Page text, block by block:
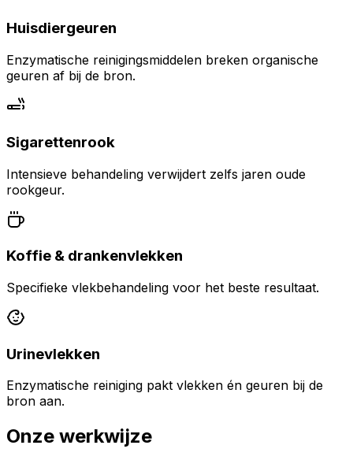
Huisdiergeuren
Enzymatische reinigingsmiddelen breken organische
geuren af bij de bron.
Sigarettenrook
Intensieve behandeling verwijdert zelfs jaren oude
rookgeur.
Koffie & drankenvlekken
Specifieke vlekbehandeling voor het beste resultaat.
Urinevlekken
Enzymatische reiniging pakt vlekken én geuren bij de
bron aan.
Onze werkwijze